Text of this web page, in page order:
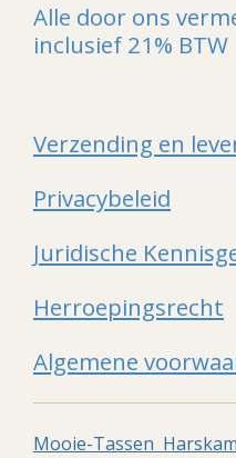
Alle door ons
inclusief 21% BTW
Verzending en
Privacybeleid
Juridische
Herroepingsrecht
Algemene
Mooie-Tassen